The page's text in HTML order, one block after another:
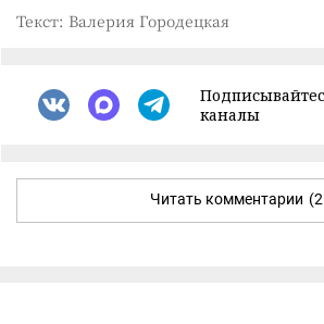
Текст: Валерия Городецкая
каналы
Читать комментарии